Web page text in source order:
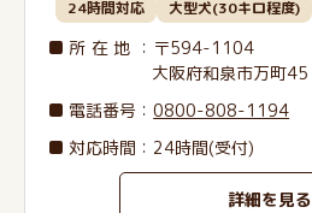
24時間対応 大型犬(30キロ程度)
所在地 ：〒594-1104
大阪府和泉市万町45
電話番号 ：0800-808-1194
対応時間：24時間(受付)
詳細を見る